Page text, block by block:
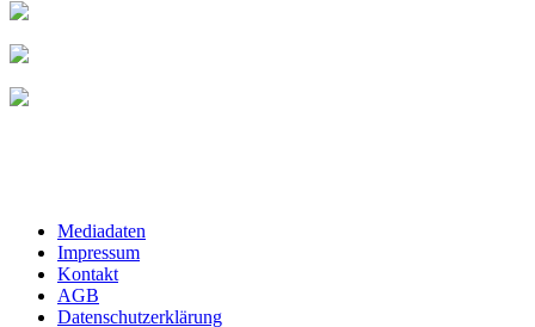
Mediadaten
Impressum
Kontakt
AGB
Datenschutzerklärung